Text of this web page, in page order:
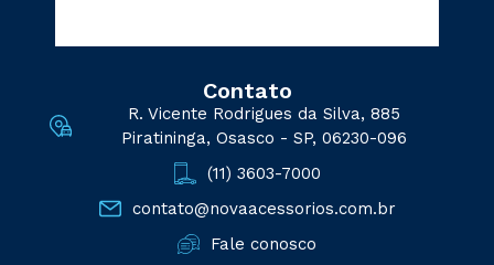
Contato
R. Vicente Rodrigues da Silva, 885
Piratininga, Osasco - SP, 06230-096
(11) 3603-7000
contato@novaacessorios.com.br
Fale conosco